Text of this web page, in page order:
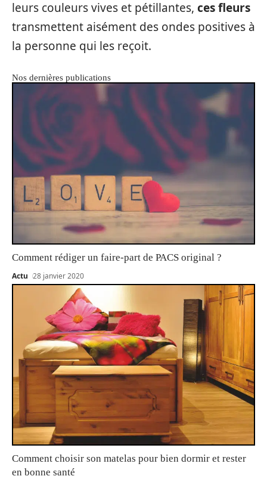
leurs couleurs vives et pétillantes, ces fleurs
transmettent aisément des ondes positives à
la personne qui les reçoit.
Nos dernières publications
Comment rédiger un faire-part de PACS original ?
Actu 28 janvier 2020
Comment choisir son matelas pour bien dormir et rester
en bonne santé